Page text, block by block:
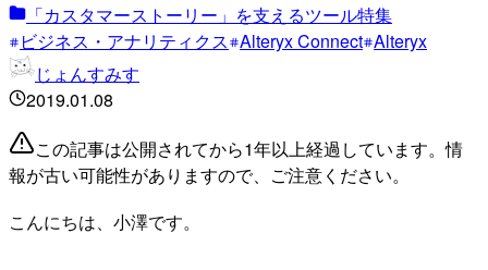
「カスタマーストーリー」を支えるツール特集
ビジネス・アナリティクス Alteryx Connect Alteryx
じょんすみす
2019.01.08
この記事は公開されてから1年以上経過しています。情
報が古い可能性がありますので、ご注意ください。
こんにちは、小澤です。